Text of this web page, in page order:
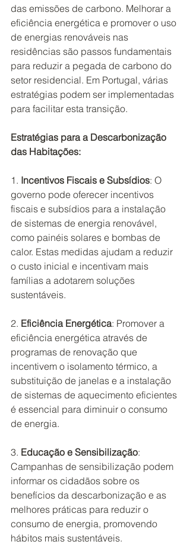
das emissões de carbono. Melhorar a
eficiência energética e promover o uso
de energias renováveis nas
residências são passos fundamentais
para reduzir a pegada de carbono do
setor residencial. Em Portugal, várias
estratégias podem ser implementadas
para facilitar esta transição.
Estratégias para a Descarbonização
das Habitações:
1. Incentivos Fiscais e Subsídios: O
governo pode oferecer incentivos
fiscais e subsídios para a instalação
de sistemas de energia renovável,
como painéis solares e bombas de
calor. Estas medidas ajudam a reduzir
o custo inicial e incentivam mais
famílias a adotarem soluções
sustentáveis.
2. Eficiência Energética: Promover a
eficiência energética através de
programas de renovação que
incentivem o isolamento térmico, a
substituição de janelas e a instalação
de sistemas de aquecimento eficientes
é essencial para diminuir o consumo
de energia.
3. Educação e Sensibilização:
Campanhas de sensibilização podem
informar os cidadãos sobre os
benefícios da descarbonização e as
melhores práticas para reduzir o
consumo de energia, promovendo
hábitos mais sustentáveis.